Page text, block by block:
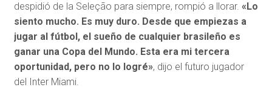
despidió de la Seleção para siempre, rompió a llorar. «Lo
siento mucho. Es muy duro. Desde que empiezas a
jugar al fútbol, el sueño de cualquier brasileño es
ganar una Copa del Mundo. Esta era mi tercera
oportunidad, pero no lo logré», dijo el futuro jugador
del Inter Miami.